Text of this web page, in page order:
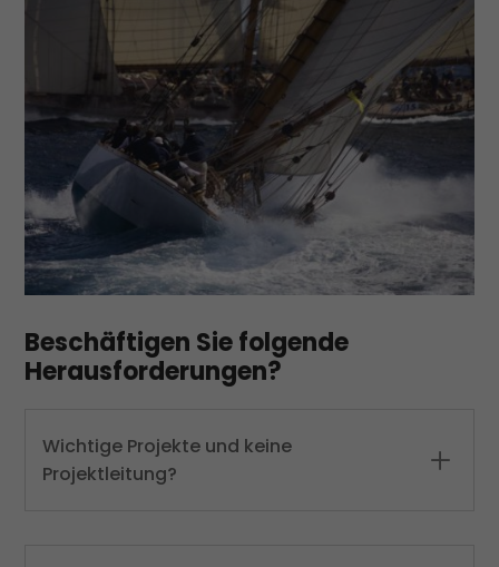
Beschäftigen Sie folgende
Herausforderungen?
Wichtige Projekte und keine
Projektleitung?